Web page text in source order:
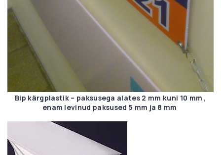
Bip kärgplastik – paksusega alates 2 mm kuni 10 mm ,
enam levinud paksused 5 mm ja 8 mm